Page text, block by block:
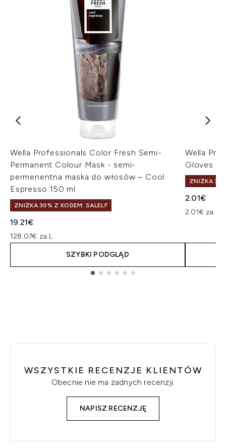
Wella Professionals Color Fresh Semi-
Permanent Colour Mask - semi-
permenentna maska do włosów – Cool
Espresso 150 ml
ZNIŻKA 30% Z KODEM: SALELF
19.21€
128.07€ za L
SZYBKI PODGLĄD
Wella
Gloves
ZNIŻKA
2.01€
2.01€ za
WSZYSTKIE RECENZJE KLIENTÓW
Obecnie nie ma żadnych recenzji.
NAPISZ RECENZJĘ